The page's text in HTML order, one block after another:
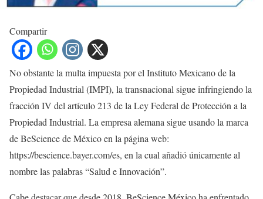
Compartir
No obstante la multa impuesta por el Instituto Mexicano de la
Propiedad Industrial (IMPI), la transnacional sigue infringiendo la
fracción IV del artículo 213 de la Ley Federal de Protección a la
Propiedad Industrial. La empresa alemana sigue usando la marca
de BeScience de México en la página web:
https://bescience.bayer.com/es, en la cual añadió únicamente al
nombre las palabras “Salud e Innovación”.